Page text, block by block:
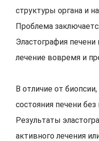
структуры органа и
Проблема
Эластография
лечение вовремя и
В отличие от
состояния печени
Результаты
активного лечения